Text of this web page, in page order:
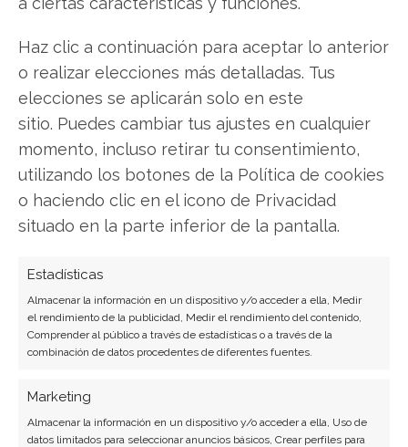
Haz clic a continuación para aceptar lo anterior
o realizar elecciones más detalladas. Tus
elecciones se aplicarán solo en este
sitio. Puedes cambiar tus ajustes en cualquier
momento, incluso retirar tu consentimiento,
utilizando los botones de la Política de cookies
o haciendo clic en el icono de Privacidad
situado en la parte inferior de la pantalla.
Estadísticas
Almacenar la información en un dispositivo y/o acceder a ella, Medir
el rendimiento de la publicidad, Medir el rendimiento del contenido,
Comprender al público a través de estadísticas o a través de la
combinación de datos procedentes de diferentes fuentes.
Marketing
Almacenar la información en un dispositivo y/o acceder a ella, Uso de
datos limitados para seleccionar anuncios básicos, Crear perfiles para
catalizadores
La pregunta clave para las próximas semanas es
si los volúmenes débiles persistirán o si
noviembre fue simplemente una normalización
tras un octubre excepcional. Un catalizador a
corto plazo llegará el 16 de diciembre, con un
evento relevante relacionado con el producto
YES/NO en el negocio de mercados de
predicción, que podría inyectar nuevo impulso
No obstante, el factor decisivo para la
trayectoria de la acción será si Robinhood puede
demostrar en el último trimestre que el
sus nuevos negocios y la expansión en Indonesia
son capaces de compensar, o al menos